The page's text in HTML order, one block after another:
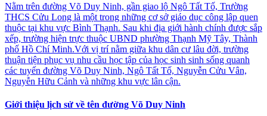
Nằm trên đường Võ Duy Ninh, gần giao lộ Ngô Tất Tố, Trường
THCS Cửu Long là một trong những cơ sở giáo dục công lập quen
thuộc tại khu vực Bình Thạnh. Sau khi địa giới hành chính được sắp
xếp, trường hiện trực thuộc UBND phường Thạnh Mỹ Tây, Thành
phố Hồ Chí Minh.Với vị trí nằm giữa khu dân cư lâu đời, trường
thuận tiện phục vụ nhu cầu học tập của học sinh sinh sống quanh
các tuyến đường Võ Duy Ninh, Ngô Tất Tố, Nguyễn Cửu Vân,
Nguyễn Hữu Cảnh và những khu vực lân cận.
Giới thiệu lịch sử về tên đường Võ Duy Ninh